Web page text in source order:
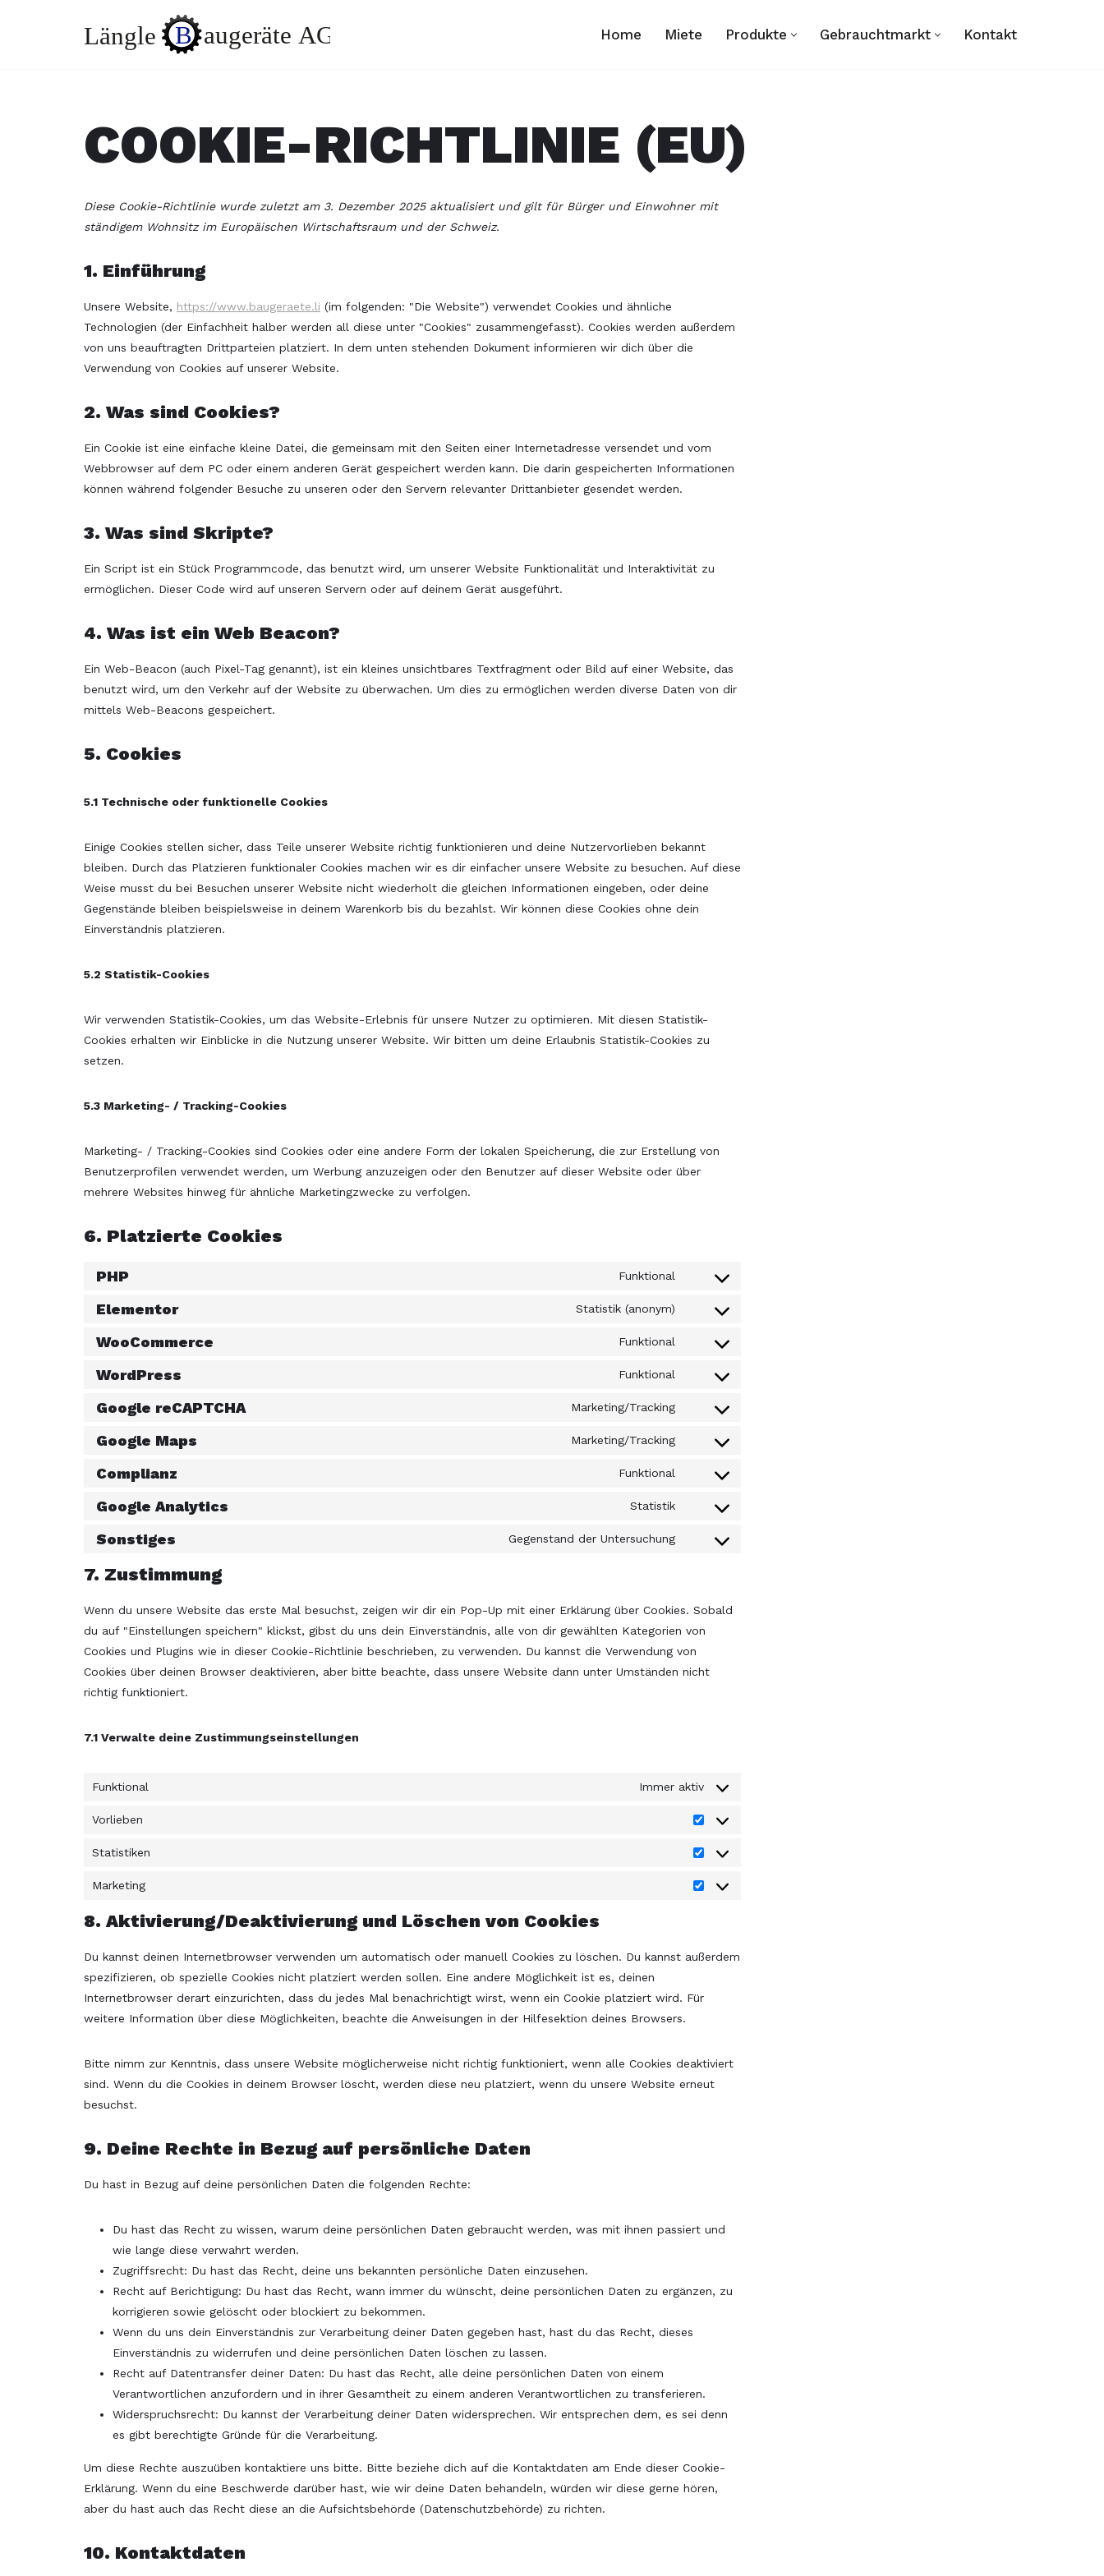
Home Miete Produkte Gebrauchtmarkt Kontakt
COOKIE-RICHTLINIE (EU)
Diese Cookie-Richtlinie wurde zuletzt am 3. Dezember 2025 aktualisiert und gilt für Bürger und Einwohner mit
ständigem Wohnsitz im Europäischen Wirtschaftsraum und der Schweiz.
1. Einführung
Unsere Website, https://www.baugeraete.li (im folgenden: "Die Website") verwendet Cookies und ähnliche
Technologien (der Einfachheit halber werden all diese unter "Cookies" zusammengefasst). Cookies werden außerdem
von uns beauftragten Drittparteien platziert. In dem unten stehenden Dokument informieren wir dich über die
Verwendung von Cookies auf unserer Website.
2. Was sind Cookies?
Ein Cookie ist eine einfache kleine Datei, die gemeinsam mit den Seiten einer Internetadresse versendet und vom
Webbrowser auf dem PC oder einem anderen Gerät gespeichert werden kann. Die darin gespeicherten Informationen
können während folgender Besuche zu unseren oder den Servern relevanter Drittanbieter gesendet werden.
3. Was sind Skripte?
Ein Script ist ein Stück Programmcode, das benutzt wird, um unserer Website Funktionalität und Interaktivität zu
ermöglichen. Dieser Code wird auf unseren Servern oder auf deinem Gerät ausgeführt.
4. Was ist ein Web Beacon?
Ein Web-Beacon (auch Pixel-Tag genannt), ist ein kleines unsichtbares Textfragment oder Bild auf einer Website, das
benutzt wird, um den Verkehr auf der Website zu überwachen. Um dies zu ermöglichen werden diverse Daten von dir
mittels Web-Beacons gespeichert.
5. Cookies
5.1 Technische oder funktionelle Cookies
Einige Cookies stellen sicher, dass Teile unserer Website richtig funktionieren und deine Nutzervorlieben bekannt
bleiben. Durch das Platzieren funktionaler Cookies machen wir es dir einfacher unsere Website zu besuchen. Auf diese
Weise musst du bei Besuchen unserer Website nicht wiederholt die gleichen Informationen eingeben, oder deine
Gegenstände bleiben beispielsweise in deinem Warenkorb bis du bezahlst. Wir können diese Cookies ohne dein
Einverständnis platzieren.
5.2 Statistik-Cookies
Wir verwenden Statistik-Cookies, um das Website-Erlebnis für unsere Nutzer zu optimieren. Mit diesen Statistik-
Cookies erhalten wir Einblicke in die Nutzung unserer Website. Wir bitten um deine Erlaubnis Statistik-Cookies zu
setzen.
5.3 Marketing- / Tracking-Cookies
Marketing- / Tracking-Cookies sind Cookies oder eine andere Form der lokalen Speicherung, die zur Erstellung von
Benutzerprofilen verwendet werden, um Werbung anzuzeigen oder den Benutzer auf dieser Website oder über
mehrere Websites hinweg für ähnliche Marketingzwecke zu verfolgen.
6. Platzierte Cookies
PHP Funktional
Elementor Statistik (anonym)
WooCommerce Funktional
WordPress Funktional
Google reCAPTCHA Marketing/Tracking
Google Maps Marketing/Tracking
Complianz Funktional
Google Analytics Statistik
Sonstiges Gegenstand der Untersuchung
7. Zustimmung
Wenn du unsere Website das erste Mal besuchst, zeigen wir dir ein Pop-Up mit einer Erklärung über Cookies. Sobald
du auf "Einstellungen speichern" klickst, gibst du uns dein Einverständnis, alle von dir gewählten Kategorien von
Cookies und Plugins wie in dieser Cookie-Richtlinie beschrieben, zu verwenden. Du kannst die Verwendung von
Cookies über deinen Browser deaktivieren, aber bitte beachte, dass unsere Website dann unter Umständen nicht
richtig funktioniert.
7.1 Verwalte deine Zustimmungseinstellungen
Funktional Immer aktiv
Vorlieben
Statistiken
Marketing
8. Aktivierung/Deaktivierung und Löschen von Cookies
Du kannst deinen Internetbrowser verwenden um automatisch oder manuell Cookies zu löschen. Du kannst außerdem
spezifizieren, ob spezielle Cookies nicht platziert werden sollen. Eine andere Möglichkeit ist es, deinen
Internetbrowser derart einzurichten, dass du jedes Mal benachrichtigt wirst, wenn ein Cookie platziert wird. Für
weitere Information über diese Möglichkeiten, beachte die Anweisungen in der Hilfesektion deines Browsers.
Bitte nimm zur Kenntnis, dass unsere Website möglicherweise nicht richtig funktioniert, wenn alle Cookies deaktiviert
sind. Wenn du die Cookies in deinem Browser löscht, werden diese neu platziert, wenn du unsere Website erneut
besuchst.
9. Deine Rechte in Bezug auf persönliche Daten
Du hast in Bezug auf deine persönlichen Daten die folgenden Rechte:
Du hast das Recht zu wissen, warum deine persönlichen Daten gebraucht werden, was mit ihnen passiert und
wie lange diese verwahrt werden.
Zugriffsrecht: Du hast das Recht, deine uns bekannten persönliche Daten einzusehen.
Recht auf Berichtigung: Du hast das Recht, wann immer du wünscht, deine persönlichen Daten zu ergänzen, zu
korrigieren sowie gelöscht oder blockiert zu bekommen.
Wenn du uns dein Einverständnis zur Verarbeitung deiner Daten gegeben hast, hast du das Recht, dieses
Einverständnis zu widerrufen und deine persönlichen Daten löschen zu lassen.
Recht auf Datentransfer deiner Daten: Du hast das Recht, alle deine persönlichen Daten von einem
Verantwortlichen anzufordern und in ihrer Gesamtheit zu einem anderen Verantwortlichen zu transferieren.
Widerspruchsrecht: Du kannst der Verarbeitung deiner Daten widersprechen. Wir entsprechen dem, es sei denn
es gibt berechtigte Gründe für die Verarbeitung.
Um diese Rechte auszuüben kontaktiere uns bitte. Bitte beziehe dich auf die Kontaktdaten am Ende dieser Cookie-
Erklärung. Wenn du eine Beschwerde darüber hast, wie wir deine Daten behandeln, würden wir diese gerne hören,
aber du hast auch das Recht diese an die Aufsichtsbehörde (Datenschutzbehörde) zu richten.
10. Kontaktdaten